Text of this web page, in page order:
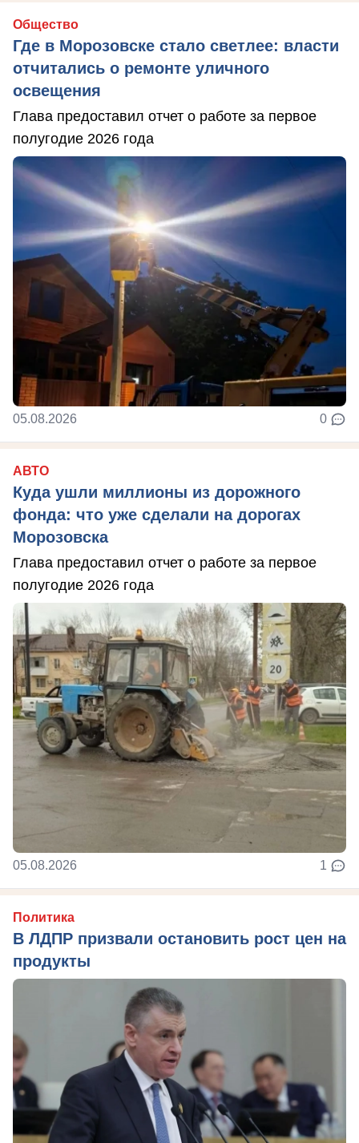
Общество
Где в Морозовске стало светлее: власти
отчитались о ремонте уличного
освещения
Глава предоставил отчет о работе за первое
полугодие 2026 года
05.08.2026 0
АВТО
Куда ушли миллионы из дорожного
фонда: что уже сделали на дорогах
Морозовска
Глава предоставил отчет о работе за первое
полугодие 2026 года
05.08.2026 1
Политика
В ЛДПР призвали остановить рост цен на
продукты